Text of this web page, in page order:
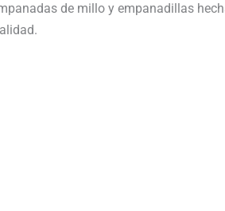
de millo y empanadillas